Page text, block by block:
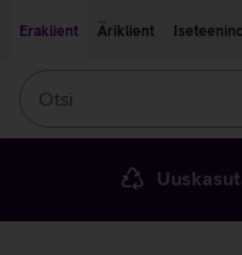
Eraklient
Äriklient